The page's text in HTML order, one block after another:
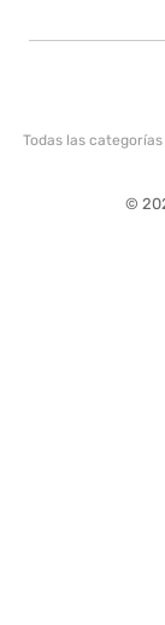
Todas las categorías
©